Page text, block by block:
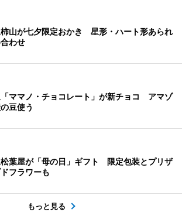
山が七夕限定おかき 星形・ハート形あられ
わせ
ママノ・チョコレート」が新チョコ アマゾ
豆使う
葉屋が「母の日」ギフト 限定包装とプリザ
フラワーも
もっと見る